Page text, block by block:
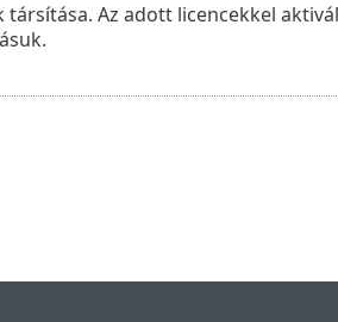
társítása. Az adott licencekkel